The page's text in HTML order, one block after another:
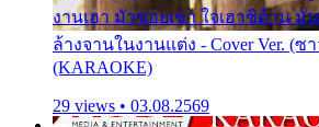
งานเฮา มัวซอยเขา ใจเฮาซิด้าน
ล้างจานในงานแต่ง - Cover Ver. (ซ
(KARAOKE)
29 views • 03.08.2569